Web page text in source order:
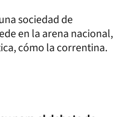
sociedad de
en la arena nacional,
cómo la correntina.